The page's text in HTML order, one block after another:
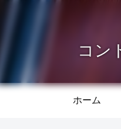
コン
ホーム